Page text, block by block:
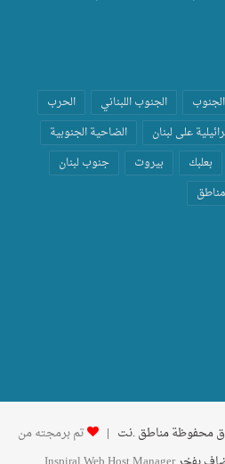
الجنوب الجنوب اللبناني
الحرب
على لبنان
الضاحية الجنوبية
بعلبك بيروت
جنوب لبنان
مناطق
تم برمجته من